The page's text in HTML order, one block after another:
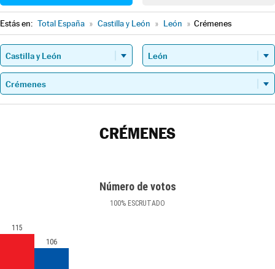
Estás en: Total España » Castilla y León » León » Crémenes
CRÉMENES
Número de votos
100% ESCRUTADO
115
106